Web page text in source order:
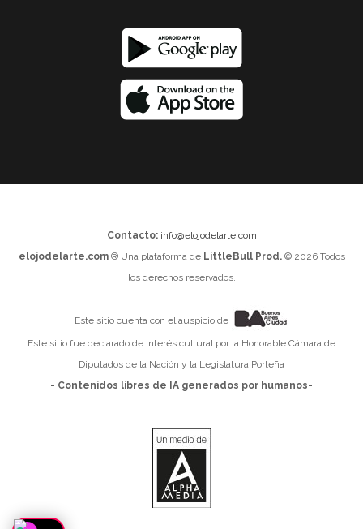
Contacto: info@elojodelarte.com
elojodelarte.com® Una plataforma de LittleBull Prod.© 2026 Todos
los derechos reservados.
Este sitio cuenta con el auspicio de
Este sitio fue declarado de interés cultural por la Honorable Cámara de
Diputados de la Nación y la Legislatura Porteña
- Contenidos libres de IA generados por humanos-